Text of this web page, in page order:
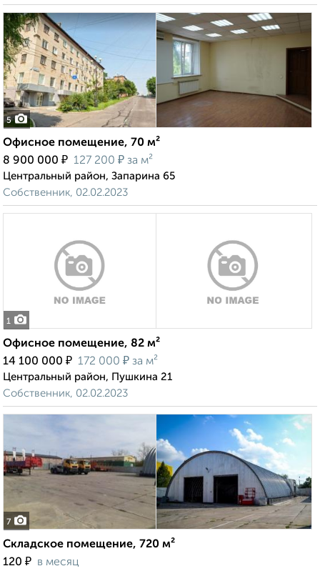
5
Офисное помещение, 70 м²
8 900 000 ₽ 127 200 ₽ за м²
Центральный район, Запарина 65
Собственник, 02.02.2023
1
Офисное помещение, 82 м²
14 100 000 ₽ 172 000 ₽ за м²
Центральный район, Пушкина 21
Собственник, 02.02.2023
7
Складское помещение, 720 м²
120 ₽ в месяц